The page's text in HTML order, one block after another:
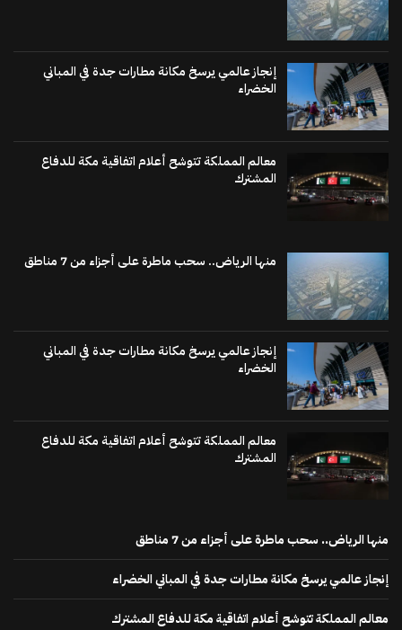
إنجاز عالمي يرسخ مكانة مطارات جدة في المباني
الخضراء
معالم المملكة تتوشح أعلام اتفاقية مكة للدفاع
المشترك
منها الرياض.. سحب ماطرة على أجزاء من 7 مناطق
إنجاز عالمي يرسخ مكانة مطارات جدة في المباني
الخضراء
معالم المملكة تتوشح أعلام اتفاقية مكة للدفاع
المشترك
منها الرياض.. سحب ماطرة على أجزاء من 7 مناطق
إنجاز عالمي يرسخ مكانة مطارات جدة في المباني الخضراء
معالم المملكة تتوشح أعلام اتفاقية مكة للدفاع المشترك